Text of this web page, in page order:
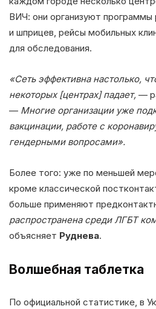
ВИЧ: они организуют программы
и шприцев, рейсы мобильных
для обследования.
«Сеть эффективна настолько,
некоторых [центрах] падает, —
— Многие организации уже
вакцинации, работе с
гендерными вопросами».
Более того: уже по меньшей
кроме классической
больше применяют
распространена среди ЛГБТ
объясняет Руднева.
Волшебная таблетка
По официальной статистике, в